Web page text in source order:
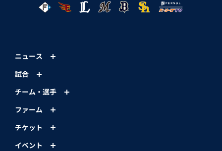
ニュース
試合
チーム・選手
ファーム
チケット
イベント